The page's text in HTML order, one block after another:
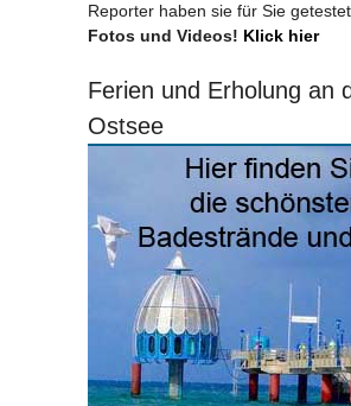
Reporter haben sie für Sie getestet.
Fotos und Videos! Klick hier
Ferien und Erholung an
Ostsee